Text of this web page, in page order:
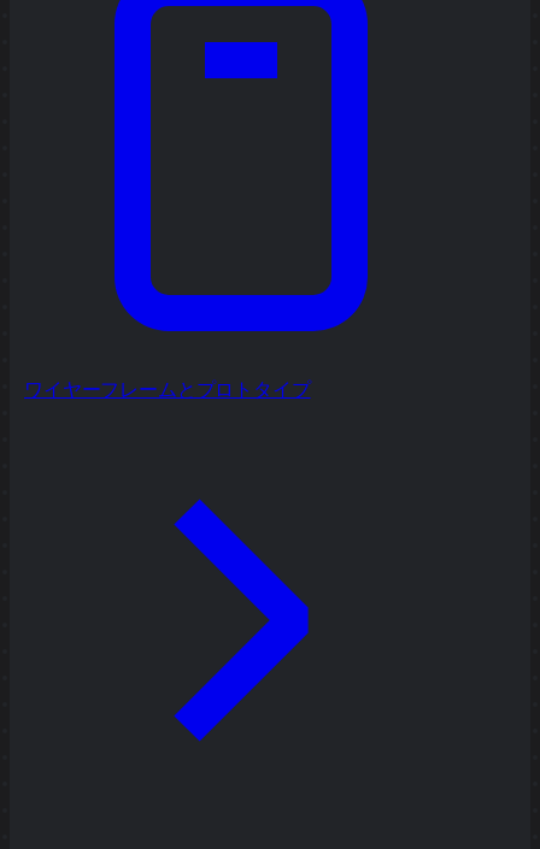
ワイヤーフレームとプロトタイプ